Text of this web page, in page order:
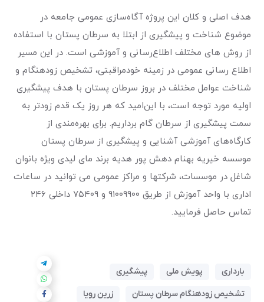
هدف اصلی و کلان این پروژه آگاه‌سازی عمومی جامعه در
موضوع شناخت و پیشگیری از ابتلا به سرطان پستان با استفاده
از روش های مختلف اطلاع‌رسانی و آموزشی است. در این مسیر
اطلاع رسانی عمومی در زمینه خودمراقبتی، تشخیص زودهنگام و
شناخت عوامل مختلف در بروز سرطان پستان با هدف پیشگیری
اولیه مورد توجه است، با این‌امید که هر روز یک قدم زودتر به
سمت پیشگیری از سرطان گام برداریم. برای بهره‌مندی از
کارگاه‌های آموزشی آشنایی و پیشگیری از سرطان پستان
موسسه خیریه بهنام دهش پور هدیه برند مای لیدی ویژه بانوان
شاغل در موسسات، شرکتها و مراکز عمومی می توانید در ساعات
اداری با واحد آموزش از طریق ۹۱۰۰۹۹۰۰ و ۷۵۴۰۹ داخلی ۲۴۶
تماس حاصل فرمایید.
بارداری پویش ملی
پیشگیری
تشخیص زودهنگام سرطان پستان
زرین رویا